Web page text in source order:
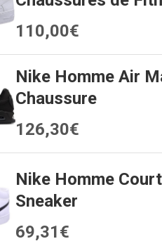
110,00€
Nike Homme Air
Chaussure
126,30€
Nike Homme
Sneaker
69,31€